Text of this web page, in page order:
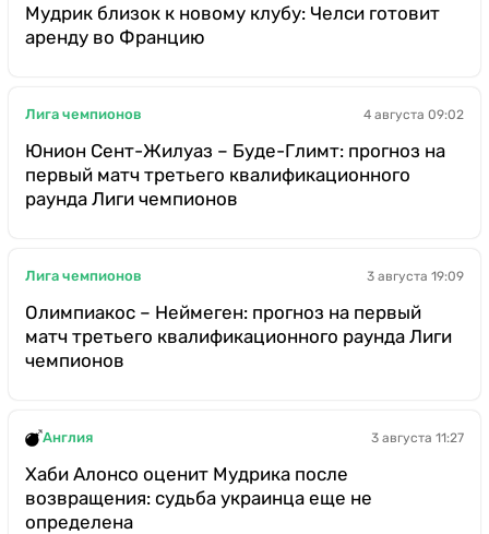
Мудрик близок к новому клубу: Челси готовит
аренду во Францию
Лига чемпионов 4 августа 09:02
Юнион Сент-Жилуаз – Буде-Глимт: прогноз на
первый матч третьего квалификационного
раунда Лиги чемпионов
Лига чемпионов 3 августа 19:09
Олимпиакос – Неймеген: прогноз на первый
матч третьего квалификационного раунда Лиги
чемпионов
Англия 3 августа 11:27
Хаби Алонсо оценит Мудрика после
возвращения: судьба украинца еще не
определена